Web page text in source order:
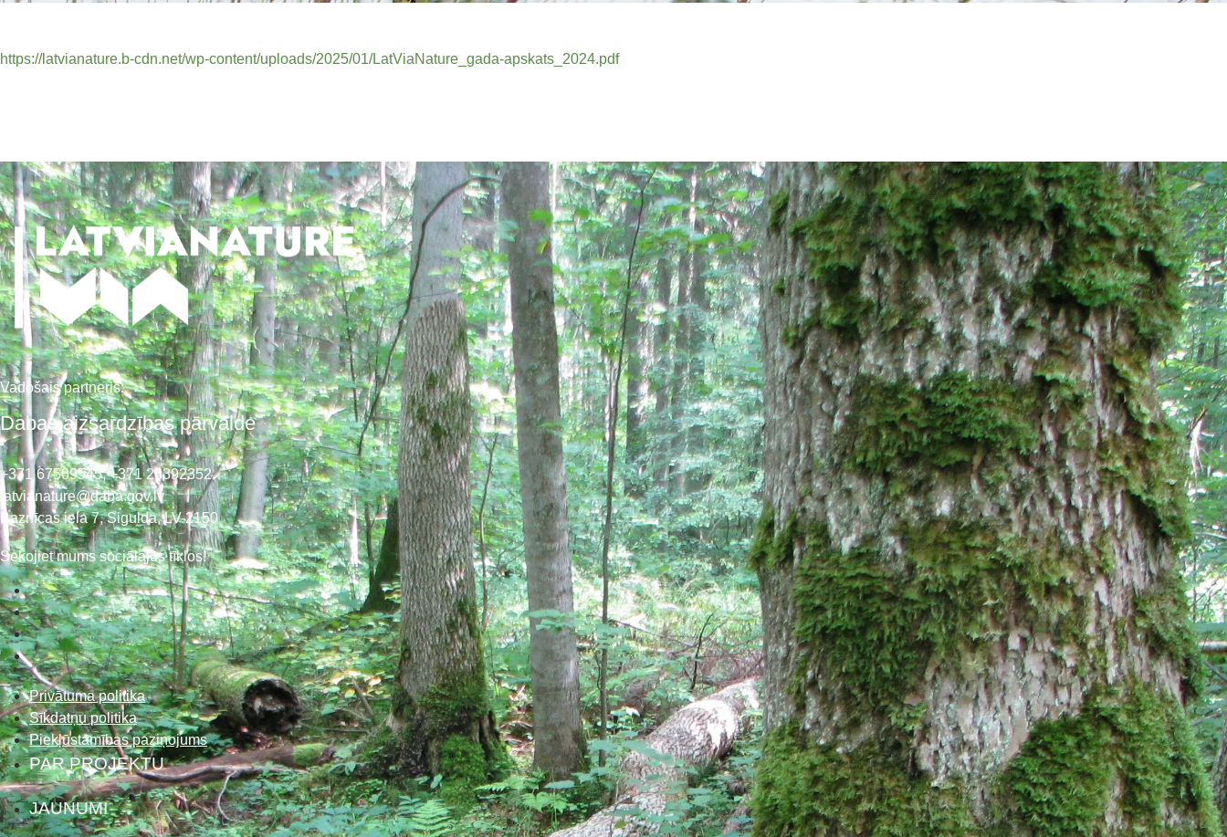
https://latvianature.b-cdn.net/wp-content/uploads/2025/01/LatViaNature_gada-apskats_2024.pdf
Vadošais partneris:
Dabas aizsardzības pārvalde
+371 67509545,+371 26392352
latvianature@daba.gov.lv
Baznīcas iela 7, Sigulda, LV-2150
Sekojiet mums sociālajos tīklos!
Privātuma politika
Sīkdatņu politika
Piekļūstamības paziņojums
PAR PROJEKTU
JAUNUMI